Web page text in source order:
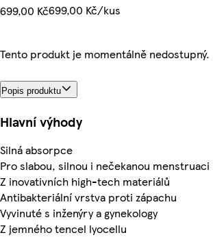
699,00 Kč699,00 Kč/kus
Tento produkt je momentálně nedostupný.
Popis produktu
Hlavní výhody
Silná absorpce
Pro slabou, silnou i nečekanou menstruaci
Z inovativních high-tech materiálů
Antibakteriální vrstva proti zápachu
Vyvinuté s inženýry a gynekology
Z jemného tencel lyocellu